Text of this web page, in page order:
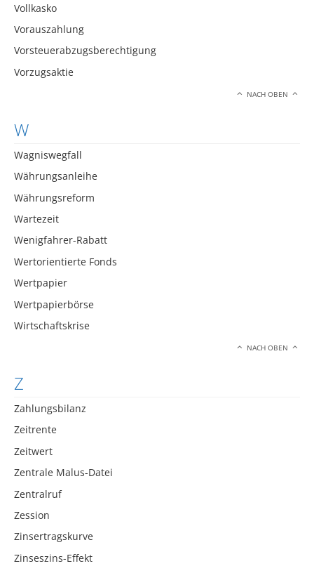
Vollkasko
Vorauszahlung
Vorsteuerabzugsberechtigung
Vorzugsaktie
NACH OBEN
W
Wagniswegfall
Währungsanleihe
Währungsreform
Wartezeit
Wenigfahrer-Rabatt
Wertorientierte Fonds
Wertpapier
Wertpapierbörse
Wirtschaftskrise
NACH OBEN
Z
Zahlungsbilanz
Zeitrente
Zeitwert
Zentrale Malus-Datei
Zentralruf
Zession
Zinsertragskurve
Zinseszins-Effekt